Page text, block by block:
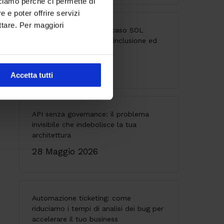
e poter offrire servizi
Per maggiori
Accetta tutti
Accessibilità digitale: il caso SOL
Veritas tra innovazione, inclusione ed
API senza governance: il problema
invisibile che indebolisce la tua
architettura
28 Maggio 2026
Automazione ticketing: come
riduciamo i tempi di analisi dei bug per
accelerare il tuo business